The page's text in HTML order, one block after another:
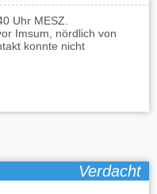
Uhr MESZ.
Imsum, nördlich von
konnte nicht
Verdacht